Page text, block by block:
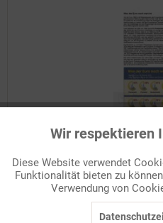
Was der Euro noch wert ist
Als der Euro 1999 in elf
eingeführt wurde, stand die
ganz oben auf der Liste der
Versprechungen. Schon im
Funktionale
Marketing
Wir respektieren
Diese Website verwendet
Funktionalität bieten zu
Verwendung von